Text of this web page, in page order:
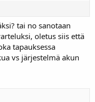
tai no sanotaan
oletus siis että
tapauksessa
vs järjestelmä akun